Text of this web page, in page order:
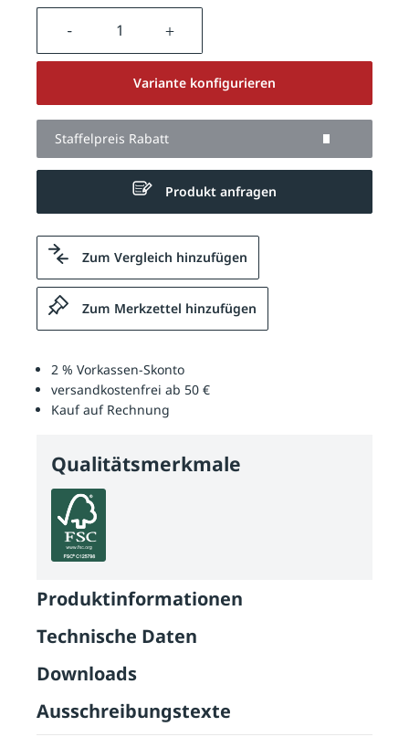
Produkt Anzahl: Gib den
Variante konfigurieren
Staffelpreis Rabatt
Produkt anfragen
Zum Vergleich hinzufügen
Zum Merkzettel hinzufügen
2 % Vorkassen-Skonto
versandkostenfrei ab 50 €
Kauf auf Rechnung
Qualitätsmerkmale
Produktinformationen
Technische Daten
Downloads
Ausschreibungstexte